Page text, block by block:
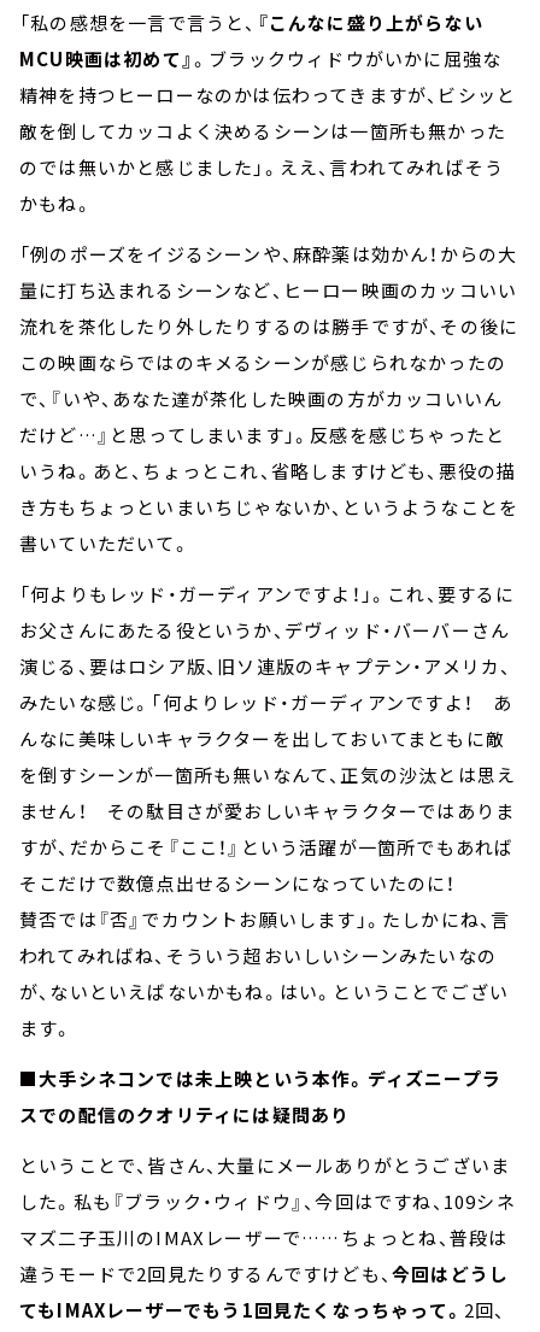
「私の感想を一言で言うと、 『こんなに盛り上がらない
MCU映画は初めて』。ブラックウィドウがいかに屈強な
精神を持つヒーローなのかは伝わってきますが、ビシッと
敵を倒してカッコよく決めるシーンは一箇所も無かった
のでは無いかと感じました」。ええ、言われてみればそう
かもね。
「例のポーズをイジるシーンや、麻酔薬は効かん！からの大
量に打ち込まれるシーンなど、ヒーロー映画のカッコいい
流れを茶化したり外したりするのは勝手ですが、その後に
この映画ならではのキメるシーンが感じられなかったの
で、『いや、あなた達が茶化した映画の方がカッコいいん
だけど…』と思ってしまいます」。反感を感じちゃったと
いうね。あと、ちょっとこれ、省略しますけども、悪役の描
き方もちょっといまいちじゃないか、というようなことを
書いていただいて。
「何よりもレッド・ガーディアンですよ！」。これ、要するに
お父さんにあたる役というか、デヴィッド・バーバーさん
演じる、要はロシア版、旧ソ連版のキャプテン・アメリカ、
みたいな感じ。「何よりレッド・ガーディアンですよ！ あ
んなに美味しいキャラクターを出しておいてまともに敵
を倒すシーンが一箇所も無いなんて、正気の沙汰とは思え
ません！ その駄目さが愛おしいキャラクターではありま
すが、だからこそ『ここ！』という活躍が一箇所でもあれば
そこだけで数億点出せるシーンになっていたのに！
賛否では『否』でカウントお願いします」。たしかにね、言
われてみればね、そういう超おいしいシーンみたいなの
が、ないといえばないかもね。はい。ということでござい
ます。
■大手シネコンでは未上映という本作。ディズニープラ
スでの配信のクオリティには疑問あり
ということで、皆さん、大量にメールありがとうございま
した。私も『ブラック・ウィドウ』、今回はですね、109シネ
マズ二子玉川のIMAXレーザーで……ちょっとね、普段は
違うモードで2回見たりするんですけども、今回はどうし
てもIMAXレーザーでもう1回見たくなっちゃって。 2回、